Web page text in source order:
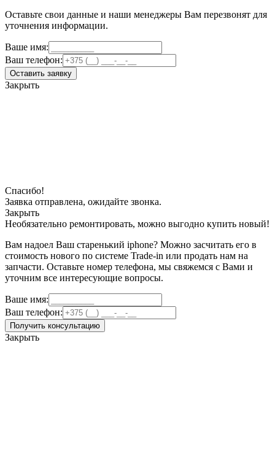
Оставьте свои данные и наши менеджеры Вам перезвонят для
уточнения информации.
Ваше имя:
Ваш телефон:
Оставить заявку
Закрыть
Спасибо!
Заявка отправлена, ожидайте звонка.
Закрыть
Необязательно ремонтировать, можно выгодно купить новый!
Вам надоел Ваш старенький iphone? Можно засчитать его в
стоимость нового по системе Trade-in или продать нам на
запчасти. Оставьте номер телефона, мы свяжемся с Вами и
уточним все интересующие вопросы.
Ваше имя:
Ваш телефон:
Получить консультацию
Закрыть